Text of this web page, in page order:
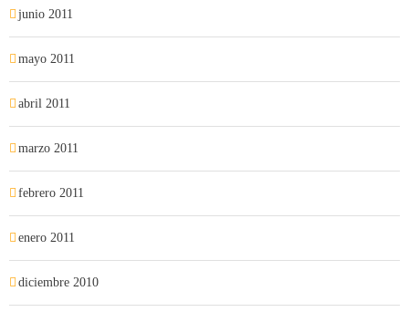
junio 2011
mayo 2011
abril 2011
marzo 2011
febrero 2011
enero 2011
diciembre 2010